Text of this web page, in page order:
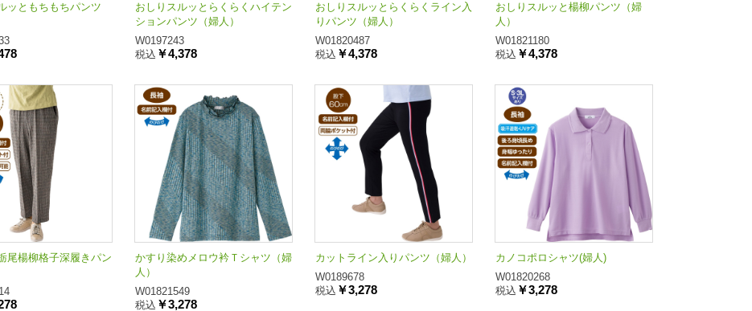
ッともちもちパンツ
おしりスルッとらくらくハイテン
ションパンツ（婦人）
W0197243
税込 ￥4,378
おしりスルッとらくらくライン入
りパンツ（婦人）
W01820487
税込 ￥4,378
おしりスルッと楊柳パンツ（婦
人）
W01821180
税込 ￥4,378
尾楊柳格子深履きパン
かすり染めメロウ衿Ｔシャツ（婦
人）
W01821549
税込 ￥3,278
カットライン入りパンツ（婦人）
W0189678
税込 ￥3,278
カノコポロシャツ(婦人)
W01820268
税込 ￥3,278